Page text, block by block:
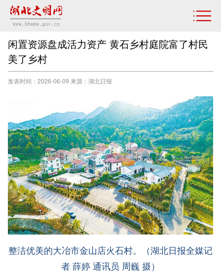
闲置资源盘成活力资产 黄石乡村庭院富了村民
美了乡村
发表时间：2026-06-09 来源：湖北日报
整洁优美的大冶市金山店火石村。（湖北日报全媒记
者 薛婷 通讯员 周巍 摄）